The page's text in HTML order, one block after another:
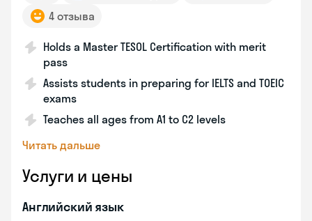
4 отзыва
Holds a Master TESOL Certification with merit
pass
Assists students in preparing for IELTS and TOEIC
exams
Teaches all ages from A1 to C2 levels
Читать дальше
Услуги и цены
Английский язык